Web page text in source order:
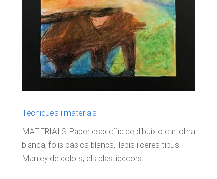
Tècniques i materials
MATERIALS:Paper específic de dibuix o cartolina
blanca, folis bàsics blancs, llapis i ceres tipus
Manley de colors, els plastidecors...